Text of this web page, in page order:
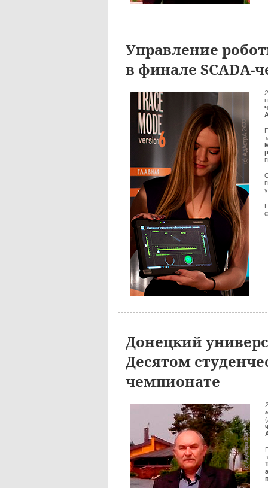
Управление
в финале SCADA-
Донецкий
Десятом
чемпионате
(